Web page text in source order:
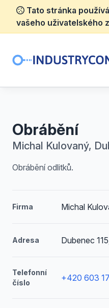
Tato stránka
vašeho uživatelského
Obrábění
Michal Kulovaný,
Obrábění odlitků.
Firma Michal
Adresa Dubenec
Telefonní
číslo
+420 603